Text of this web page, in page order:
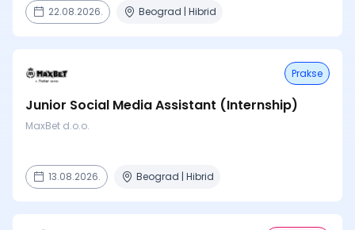
22.08.2026. Beograd | Hibrid
Prakse
Junior Social Media Assistant (Internship)
MaxBet d.o.o.
13.08.2026. Beograd | Hibrid